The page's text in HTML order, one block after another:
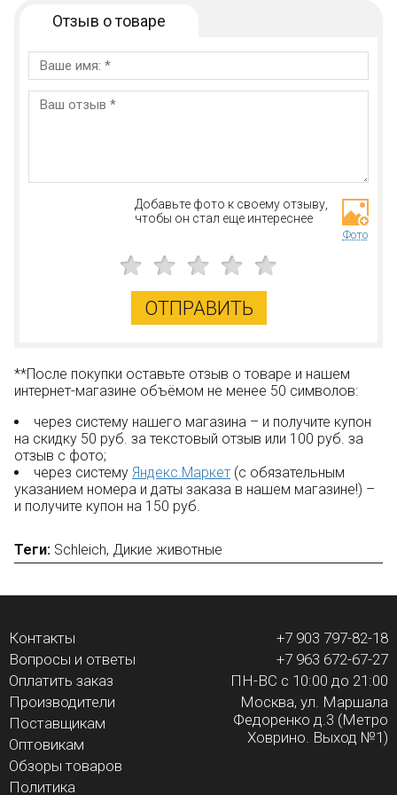
Отзыв о товаре
Добавьте фото к своему отзыву,
чтобы он стал еще интереснее
Фото
ОТПРАВИТЬ
**После покупки оставьте отзыв о товаре и нашем
интернет-магазине объёмом не менее 50 символов:
через систему нашего магазина – и получите купон
на скидку 50 руб. за текстовый отзыв или 100 руб. за
отзыв с фото;
через систему Яндекс.Маркет (с обязательным
указанием номера и даты заказа в нашем магазине!) –
и получите купон на 150 руб.
Теги: Schleich, Дикие животные
Контакты
Вопросы и ответы
Оплатить заказ
Производители
Поставщикам
Оптовикам
Обзоры товаров
Политика
+7 903 797-82-18
+7 963 672-67-27
ПН-ВС с 10:00 до 21:00
Москва, ул. Маршала
Федоренко д.3 (Метро
Ховрино. Выход №1)